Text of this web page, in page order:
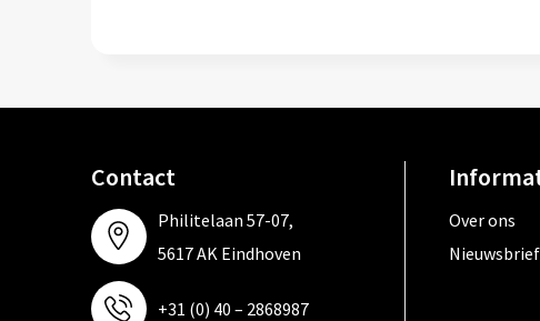
Contact
Philitelaan 57-07,
5617 AK Eindhoven
+31 (0) 40 – 2868987
Over ons
Nieuwsbrief